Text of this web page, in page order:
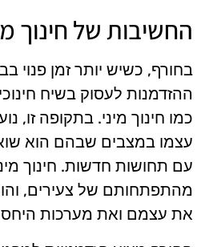
החשיבות של חינוך
בחורף, כשיש יותר זמן פנוי
ההזדמנות לעסוק בשיח
כמו חינוך מיני. בתקופה זו,
עצמו במצבים שבהם הוא
עם תחושות חדשות. חינוך
מהתפתחותם של צעירים,
את עצמם ואת מערכות